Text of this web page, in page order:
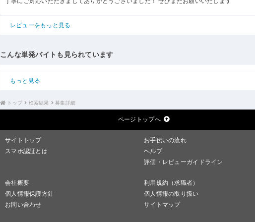
レビューをもっと見る
こんな単発バイトも見られています
もっと見る
トップ 検索結果 募集詳細
ページトップへ
サイトトップ
お手伝いの流れ
スマホ認証とは
ヘルプ
評価・レビューガイドライン
会社概要
利用規約（求職者）
個人情報保護方針
個人情報の取り扱い
お問い合わせ
サイトマップ